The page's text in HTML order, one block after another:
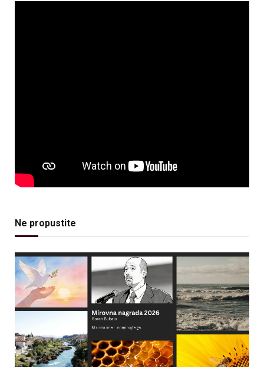
Ne propustite